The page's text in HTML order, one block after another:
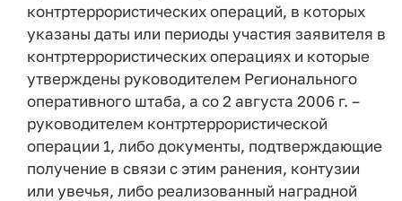
контртеррористических операций, в которых
указаны даты или периоды участия заявителя в
контртеррористических операциях и которые
утверждены руководителем Регионального
оперативного штаба, а со 2 августа 2006 г. –
руководителем контртеррористической
операции 1, либо документы, подтверждающие
получение в связи с этим ранения, контузии
или увечья, либо реализованный наградной